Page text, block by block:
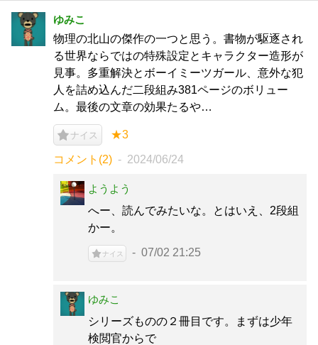
ゆみこ
物理の北山の傑作の一つと思う。書物が駆逐され
る世界ならではの特殊設定とキャラクター造形が
見事。多重解決とボーイミーツガール、意外な犯
人を詰め込んだ二段組み381ページのボリュー
ム。最後の文章の効果たるや…
ナイス ★3
コメント(2) 2024/06/24
ようよう
へー、読んでみたいな。とはいえ、2段組
かー。
ナイス 07/02 21:25
ゆみこ
シリーズものの２冊目です。まずは少年
検閲官からで